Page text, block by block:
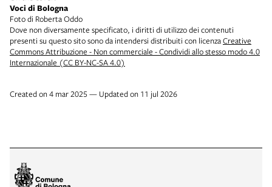
Voci di Bologna
Foto di Roberta Oddo
Dove non diversamente specificato, i diritti di utilizzo dei contenuti
presenti su questo sito sono da intendersi distribuiti con licenzaCreative
Commons Attribuzione - Non commerciale - Condividi allo stesso modo 4.0
Internazionale (CC BY-NC-SA 4.0)
Created on 4 mar 2025 — Updated on 11 jul 2026